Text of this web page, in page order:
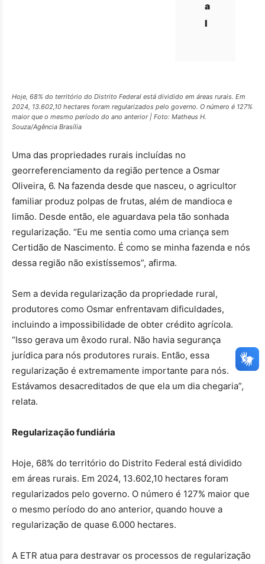
a
l
Hoje, 68% do território do Distrito Federal está dividido em áreas rurais. Em
2024, 13.602,10 hectares foram regularizados pelo governo. O número é 127%
maior que o mesmo período do ano anterior | Foto: Matheus H.
Souza/Agência Brasília
Uma das propriedades rurais incluídas no
georreferenciamento da região pertence a Osmar
Oliveira, 6. Na fazenda desde que nasceu, o agricultor
familiar produz polpas de frutas, além de mandioca e
limão. Desde então, ele aguardava pela tão sonhada
regularização. “Eu me sentia como uma criança sem
Certidão de Nascimento. É como se minha fazenda e nós
dessa região não existíssemos”, afirma.
Sem a devida regularização da propriedade rural,
produtores como Osmar enfrentavam dificuldades,
incluindo a impossibilidade de obter crédito agrícola.
“Isso gerava um êxodo rural. Não havia segurança
jurídica para nós produtores rurais. Então, essa
regularização é extremamente importante para nós.
Estávamos desacreditados de que ela um dia chegaria”,
relata.
Regularização fundiária
Hoje, 68% do território do Distrito Federal está dividido
em áreas rurais. Em 2024, 13.602,10 hectares foram
regularizados pelo governo. O número é 127% maior que
o mesmo período do ano anterior, quando houve a
regularização de quase 6.000 hectares.
A ETR atua para destravar os processos de regularização